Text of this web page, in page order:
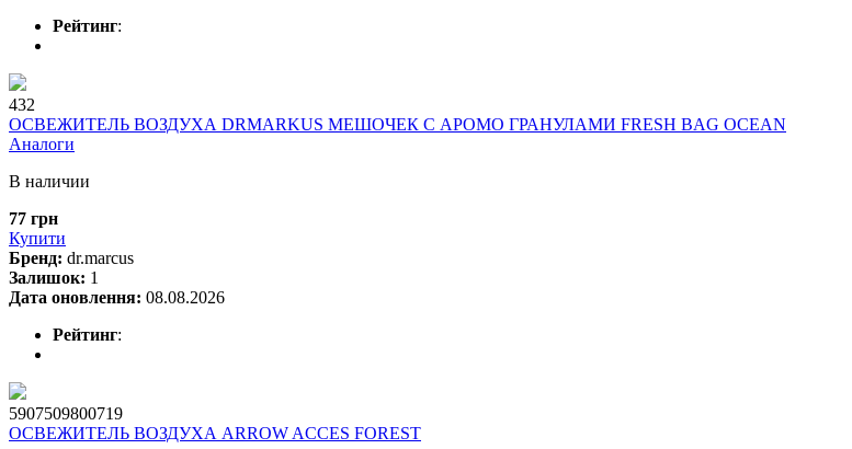
Рейтинг:
432
ОСВЕЖИТЕЛЬ ВОЗДУХА DRMARKUS МЕШОЧЕК С АРОМО ГРАНУЛАМИ FRESH BAG OCEAN
Аналоги
В наличии
77 грн
Купити
Бренд: dr.marcus
Залишок: 1
Дата оновлення: 08.08.2026
Рейтинг:
5907509800719
ОСВЕЖИТЕЛЬ ВОЗДУХА ARROW ACCES FOREST